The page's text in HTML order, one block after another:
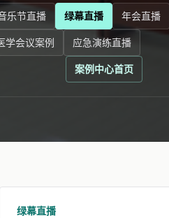
乐节直播 绿幕直播 年会直播
学会议案例
应急演练直播
案例中心首页
绿幕直播